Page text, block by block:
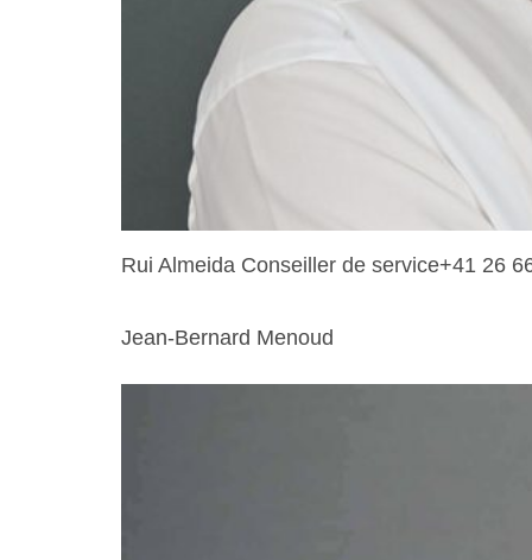
Rui Almeida Conseiller de service+41 26
Jean-Bernard Menoud